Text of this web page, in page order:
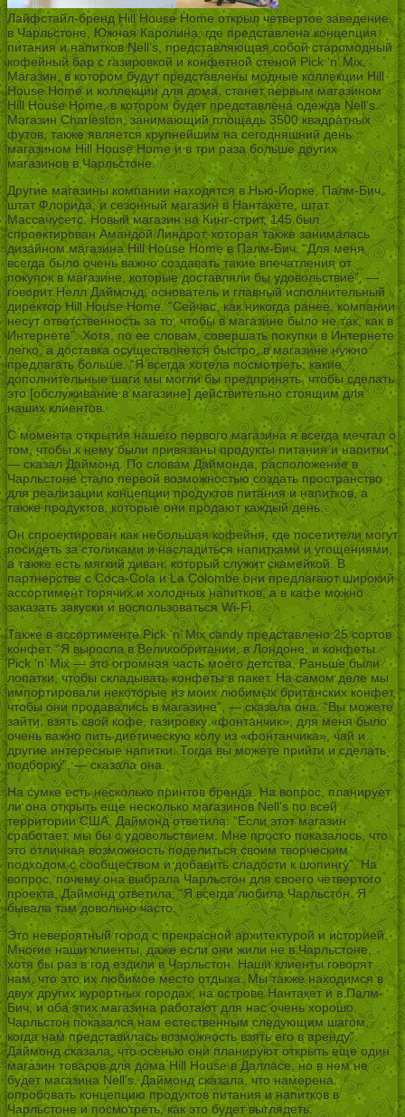
Лайфстайл-бренд Hill House Home открыл четвертое заведение
в Чарльстоне, Южная Каролина, где представлена концепция
питания и напитков Nell’s, представляющая собой старомодный
кофейный бар с газировкой и конфетной стеной Pick ‘n’ Mix.
Магазин, в котором будут представлены модные коллекции Hill
House Home и коллекции для дома, станет первым магазином
Hill House Home, в котором будет представлена одежда Nell’s.
Магазин Charleston, занимающий площадь 3500 квадратных
футов, также является крупнейшим на сегодняшний день
магазином Hill House Home и в три раза больше других
магазинов в Чарльстоне.
Другие магазины компании находятся в Нью-Йорке, Палм-Бич,
штат Флорида, и сезонный магазин в Нантакете, штат
Массачусетс. Новый магазин на Кинг-стрит, 145 был
спроектирован Амандой Линдрот, которая также занималась
дизайном магазина Hill House Home в Палм-Бич. “Для меня
всегда было очень важно создавать такие впечатления от
покупок в магазине, которые доставляли бы удовольствие”, —
говорит Нелл Даймонд, основатель и главный исполнительный
директор Hill House Home. “Сейчас, как никогда ранее, компании
несут ответственность за то, чтобы в магазине было не так, как в
Интернете”. Хотя, по ее словам, совершать покупки в Интернете
легко, а доставка осуществляется быстро, в магазине нужно
предлагать больше. “Я всегда хотела посмотреть, какие
дополнительные шаги мы могли бы предпринять, чтобы сделать
это [обслуживание в магазине] действительно стоящим для
наших клиентов.
С момента открытия нашего первого магазина я всегда мечтал о
том, чтобы к нему были привязаны продукты питания и напитки”,
— сказал Даймонд. По словам Даймонда, расположение в
Чарльстоне стало первой возможностью создать пространство
для реализации концепции продуктов питания и напитков, а
также продуктов, которые они продают каждый день.
Он спроектирован как небольшая кофейня, где посетители могут
посидеть за столиками и насладиться напитками и угощениями,
а также есть мягкий диван, который служит скамейкой. В
партнерстве с Coca-Cola и La Colombe они предлагают широкий
ассортимент горячих и холодных напитков, а в кафе можно
заказать закуски и воспользоваться Wi-Fi.
Также в ассортименте Pick ‘n’ Mix candy представлено 25 сортов
конфет. “Я выросла в Великобритании, в Лондоне, и конфеты
Pick ‘n’ Mix — это огромная часть моего детства. Раньше были
лопатки, чтобы складывать конфеты в пакет. На самом деле мы
импортировали некоторые из моих любимых британских конфет,
чтобы они продавались в магазине”, — сказала она. “Вы можете
зайти, взять свой кофе, газировку «фонтанчик», для меня было
очень важно пить диетическую колу из «фонтанчика», чай и
другие интересные напитки. Тогда вы можете прийти и сделать
подборку”, — сказала она.
На сумке есть несколько принтов бренда. На вопрос, планирует
ли она открыть еще несколько магазинов Nell’s по всей
территории США, Даймонд ответила: “Если этот магазин
сработает, мы бы с удовольствием. Мне просто показалось, что
это отличная возможность поделиться своим творческим
подходом с сообществом и добавить сладости к шопингу”. На
вопрос, почему она выбрала Чарльстон для своего четвертого
проекта, Даймонд ответила: “Я всегда любила Чарльстон. Я
бывала там довольно часто.
Это невероятный город с прекрасной архитектурой и историей.
Многие наши клиенты, даже если они жили не в Чарльстоне,
хотя бы раз в год ездили в Чарльстон. Наши клиенты говорят
нам, что это их любимое место отдыха. Мы также находимся в
двух других курортных городах, на острове Нантакет и в Палм-
Бич, и оба этих магазина работают для нас очень хорошо.
Чарльстон показался нам естественным следующим шагом,
когда нам представилась возможность взять его в аренду”.
Даймонд сказала, что осенью они планируют открыть еще один
магазин товаров для дома Hill House в Далласе, но в нем не
будет магазина Nell’s. Даймонд сказала, что намерена
опробовать концепцию продуктов питания и напитков в
Чарльстоне и посмотреть, как это будет выглядеть.